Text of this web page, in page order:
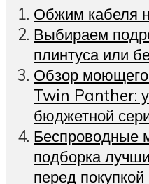
Обжим кабеля
Выбираем
плинтуса или
Обзор
Twin Panther:
бюджетной
Беспроводные
подборка
перед покупкой